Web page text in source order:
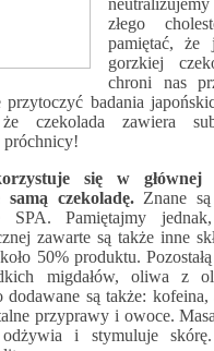
złego
pamiętać, że
gorzkiej
chroni nas
przytoczyć badania
czekolada zawiera
próchnicy!
się w głównej
samą czekoladę.Znane
SPA. Pamiętajmy
zawarte są także inne
50% produktu.
migdałów, oliwa z
dodawane są także:
przyprawy i owoce.
odżywia i stymuluje